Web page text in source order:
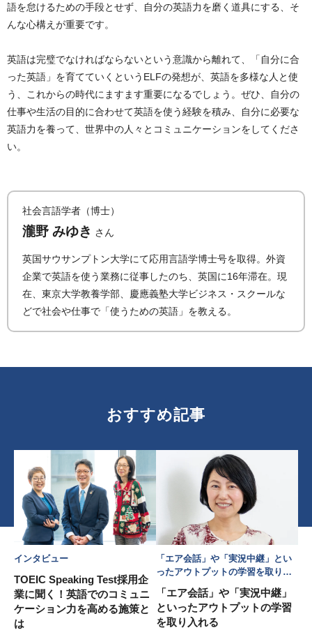
語を怠けるための手段とせず、自分の英語力を磨く道具にする、そ
んな心構えが重要です。
英語は完璧でなければならないという意識から離れて、「自分に合
った英語」を育てていくというELFの発想が、英語を多様な人と使
う、これからの時代にますます重要になるでしょう。ぜひ、自分の
仕事や生活の目的に合わせて英語を使う経験を積み、自分に必要な
英語力を養って、世界中の人々とコミュニケーションをしてくださ
い。
社会言語学者（博士）
瀧野 みゆき さん
英国サウサンプトン大学にて応用言語学博士号を取得。外資
企業で英語を使う業務に従事したのち、英国に16年滞在。現
在、東京大学教養学部、慶應義塾大学ビジネス・スクールな
どで社会や仕事で「使うための英語」を教える。
おすすめ記事
インタビュー
TOEIC Speaking Test採用企
業に聞く！英語でのコミュニ
ケーション力を高める施策と
は
「エア会話」や「実況中継」とい
ったアウトプットの学習を取り入
れる
「エア会話」や「実況中継」
といったアウトプットの学習
を取り入れる